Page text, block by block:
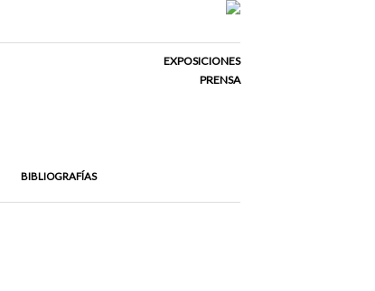
EXPOSICIONES
PRENSA
BIBLIOGRAFÍAS